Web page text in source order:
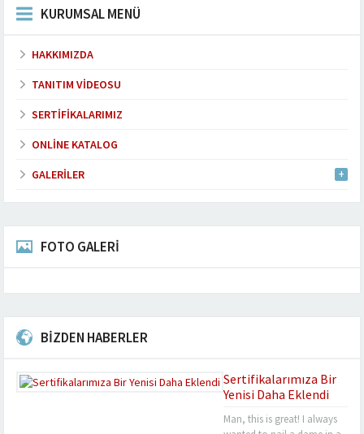
KURUMSAL MENÜ
HAKKIMIZDA
TANITIM VIDEOSU
SERTIFIKALARIMIZ
ONLINE KATALOG
GALERILER
FOTO GALERİ
BİZDEN HABERLER
Sertifikalarımıza Bir
Yenisi Daha Eklendi
Man, this is great! I always